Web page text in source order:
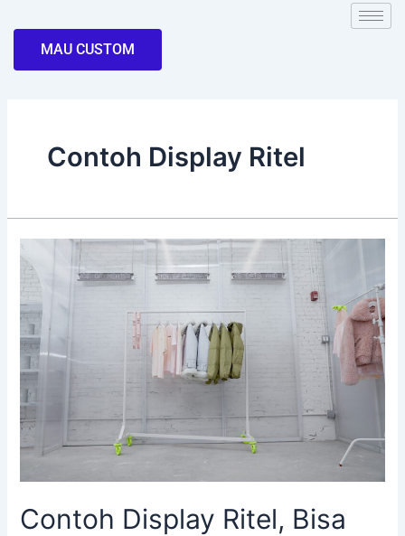
MAU CUSTOM
Contoh Display Ritel
Contoh Display Ritel, Bisa
Contoh
Display
Ritel,
Bisa
Jadi
Inspirasi
Desain!